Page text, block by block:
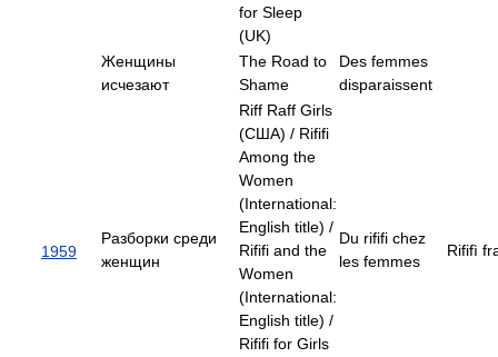
1959
for Sleep
(UK)
Женщины
исчезают
The Road to
Shame
Des femmes
disparaissent
Разборки среди
женщин
Riff Raff Girls
(США) / Rififi
Among the
Women
(International:
English title) /
Rififi and the
Women
(International:
English title) /
Rififi for Girls
Du rififi chez
les femmes
Rififì